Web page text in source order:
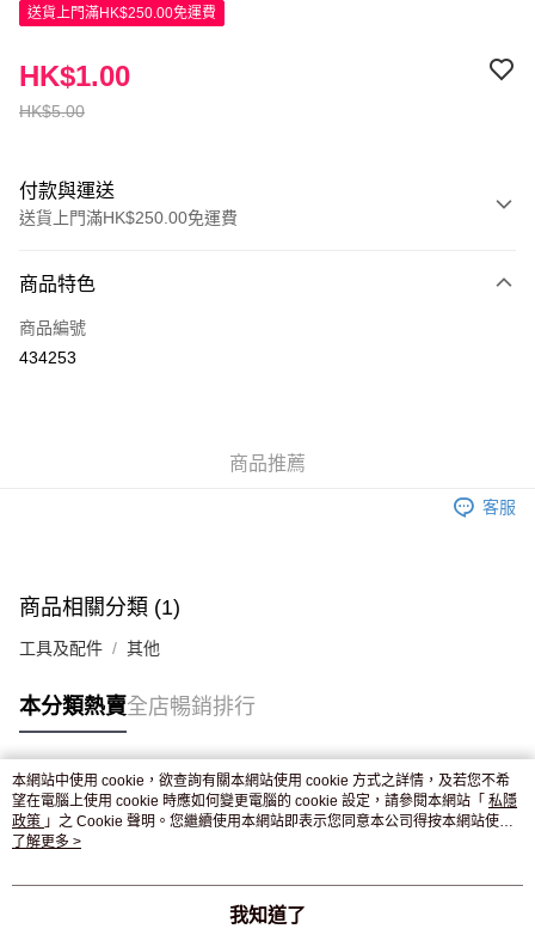
送貨上門滿HK$250.00免運費
HK$5.00
HK$1.00
付款與運送
送貨上門滿HK$250.00免運費
信用卡
Apple Pay
付款後門市自取，訂單確認後2-4個工作天到店，7天內取。逾期後
商品特色
商品編號
434253
商品推薦
客服
商品相關分類 (1)
工具及配件 其他
本分類熱賣全店暢銷排行
熱門標籤
熱銷排行
本網站中使用 cookie，欲查詢有關本網站使用 cookie 方式之詳情，及若您不希
望在電腦上使用 cookie 時應如何變更電腦的 cookie 設定，請參閱本網站「 私隱
政策 」之 Cookie 聲明。您繼續使用本網站即表示您同意本公司得按本網站使用
條款之 Cookie 聲明使用 cookie。
了解更多 >
我知道了